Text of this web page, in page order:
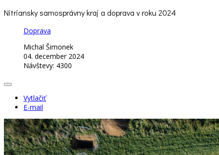
Nitriansky samosprávny kraj a doprava v roku 2024
Doprava
Michal Šimonek
04. december 2024
Návštevy: 4300
Vytlačiť
E-mail